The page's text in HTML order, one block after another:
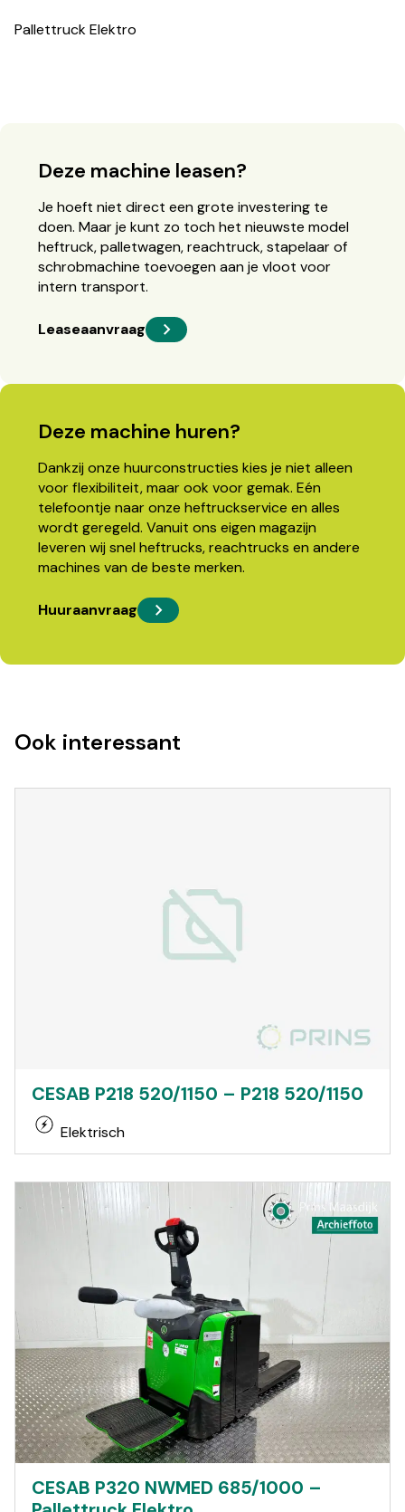
Pallettruck Elektro
Deze machine leasen?
Je hoeft niet direct een grote investering te
doen. Maar je kunt zo toch het nieuwste model
heftruck, palletwagen, reachtruck, stapelaar of
schrobmachine toevoegen aan je vloot voor
intern transport.
Leaseaanvraag
Deze machine huren?
Dankzij onze huurconstructies kies je niet alleen
voor flexibiliteit, maar ook voor gemak. Eén
telefoontje naar onze heftruckservice en alles
wordt geregeld. Vanuit ons eigen magazijn
leveren wij snel heftrucks, reachtrucks en andere
machines van de beste merken.
Huuraanvraag
Ook interessant
CESAB P218 520/1150 – P218 520/1150
Elektrisch
CESAB P320 NWMED 685/1000 –